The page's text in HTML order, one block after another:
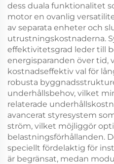
dess duala funktionalitet
motor en ovanlig
av separata enheter och
utrustningskostnaderna.
effektivitetsgrad leder till
energisparanden över tid,
kostnadseffektiv val för
robusta
underhållsbehov, vilket
relaterade
avancerat styresystem
ström, vilket möjliggör
belastningsförhållanden.
speciellt fördelaktig för
är begränsat, medan